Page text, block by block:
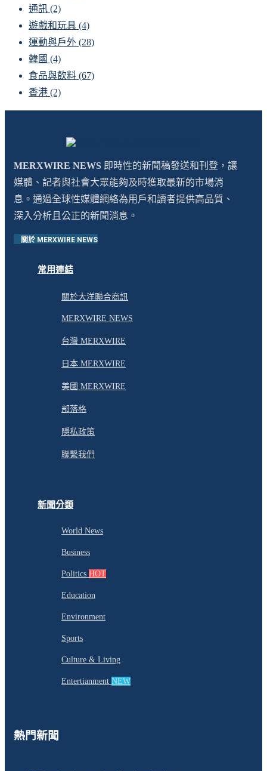
通訊 (2)
遊戲和玩具 (4)
運動與戶外 (28)
韓國 (4)
食品與飲料 (67)
香港 (2)
MERXWIRE NEWS 即時性的新聞稿發送和刊登，讓
媒體、記者與社會大眾能夠及時獲取最新的市場消
息。通過全球性媒體網絡為用戶和讀者提供高品質、
深入分析且公正的新聞消息。
關於 MERXWIRE NEWS
常用連結
關於大洋聯合商訊
MERXWIRE NEWS
台灣 MERXWIRE
日本 MERXWIRE
美國 MERXWIRE
部落格
隱私政策
聯繫我們
新聞分類
World News
Business
Politics HOT
Education
Environment
Sports
Culture & Living
Entertianment NEW
熱門新聞